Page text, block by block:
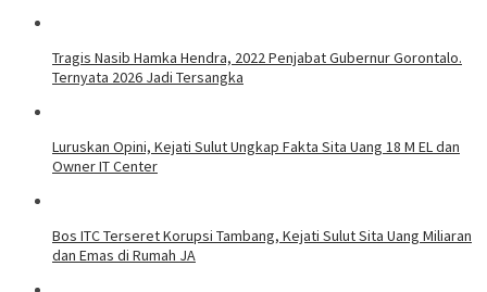
Tragis Nasib Hamka Hendra, 2022 Penjabat Gubernur Gorontalo.
Ternyata 2026 Jadi Tersangka
Luruskan Opini, Kejati Sulut Ungkap Fakta Sita Uang 18 M EL dan
Owner IT Center
Bos ITC Terseret Korupsi Tambang, Kejati Sulut Sita Uang Miliaran
dan Emas di Rumah JA